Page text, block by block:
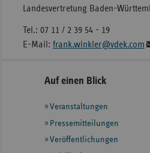
Landesvertretung Baden-
Tel.: 07 11 / 2 39 54 - 19
E-Mail: frank.winkler@vdek.com
Seitennavigation
Seitenleiste
weiteren
Informationen
Auf einen Blick
Veranstaltungen
Pressemitteilungen
Veröffentlichungen